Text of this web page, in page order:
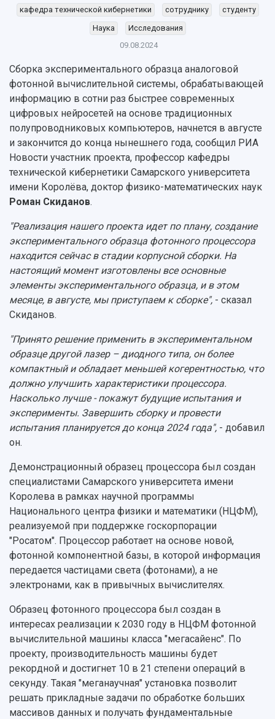
Ключевые факты
Наблюдательный совет
Попечительский совет
Ученый совет
Ректорат
Кадровый резерв
Персоналии
Сотрудники и преподаватели
Заслуженные деятели
Структура университета
Институты и факультеты
Кафедры
Научные подразделения
Отделы и службы
Общественные организации
Институт искусственного интеллекта
Аграрный карбоновый полигон
Архив
Фирменный стиль
Устойчивое развитие
Кампус
Музеи
Учебный аэродром
Центр истории авиационных двигателей
Ботанический сад
Умный дом бабочек
Международный межвузовский кампус
Сведения об образовательной организации
Официальные документы
Бортжурнал
СМИ об университете
Пресс-центр
Газета "Полет"
Газета "Самарский университет"
Мы в соцсетях
Мультимедиа
Подкасты
Просветительский проект "Одержимы
Абитуриенту
Бакалавриат и специалитет
Формы обучения
Учебные планы
Дополнительное образование
Институты и факультеты
Образовательные программы
Профессорско-преподавательский состав
Расписание занятий
Стипендии
Тестирование иностранных граждан на
знание русского языка, истории России и
основ законодательства РФ
Платные образовательные услуги
Скидки на обучение
Подготовительные курсы
Библиотека
Видеолекции
Противодействие COVID-19
Научные школы и ведущие научные коллективы
Диссертационные советы
Подготовка научных кадров
работников
Научно-технический совет
Научные проекты и темы
Аспирантура и докторантура
Справочные материалы
Научная инфраструктура
Структурная схема управления научно-
исследовательской деятельностью
Материальная база
Подразделения научного обслуживания
Организационные документы
Результаты научно-исследовательской
деятельности
Научно-технические разработки
Конкурсы научных проектов и грантов
Областной конкурс "Молодой учёный"
Отчеты о научно-исследовательской
деятельности
Журналы Самарского университета
Научные конференции
Патенты
Отчеты о проведенных конференциях
кафедра технической кибернетики
сотруднику
студенту
Наука
Исследования
09.08.2024
Сборка экспериментального образца аналоговой
фотонной вычислительной системы, обрабатывающей
информацию в сотни раз быстрее современных
цифровых нейросетей на основе традиционных
полупроводниковых компьютеров, начнется в августе
и закончится до конца нынешнего года, сообщил РИА
Новости участник проекта, профессор кафедры
технической кибернетики Самарского университета
имени Королёва, доктор физико-математических наук
Роман Скиданов.
"Реализация нашего проекта идет по плану, создание
экспериментального образца фотонного процессора
находится сейчас в стадии корпусной сборки. На
настоящий момент изготовлены все основные
элементы экспериментального образца, и в этом
месяце, в августе, мы приступаем к сборке", - сказал
Скиданов.
"Принято решение применить в экспериментальном
образце другой лазер – диодного типа, он более
компактный и обладает меньшей когерентностью, что
должно улучшить характеристики процессора.
Насколько лучше - покажут будущие испытания и
эксперименты. Завершить сборку и провести
испытания планируется до конца 2024 года", - добавил
он.
Демонстрационный образец процессора был создан
специалистами Самарского университета имени
Королева в рамках научной программы
Национального центра физики и математики (НЦФМ),
реализуемой при поддержке госкорпорации
"Росатом". Процессор работает на основе новой,
фотонной компонентной базы, в которой информация
передается частицами света (фотонами), а не
электронами, как в привычных вычислителях.
Образец фотонного процессора был создан в
интересах реализации к 2030 году в НЦФМ фотонной
вычислительной машины класса "мегасайенс". По
проекту, производительность машины будет
рекордной и достигнет 10 в 21 степени операций в
секунду. Такая "меганаучная" установка позволит
решать прикладные задачи по обработке больших
массивов данных и получать фундаментальные